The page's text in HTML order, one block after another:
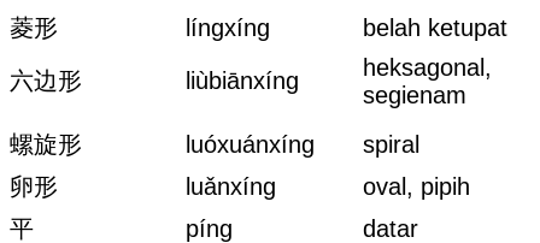
菱形
língxíng
belah ketupat
六边形
liùbiānxíng
heksagonal,
segienam
螺旋形
luóxuánxíng
spiral
卵形
luǎnxíng
oval, pipih
平
píng
datar